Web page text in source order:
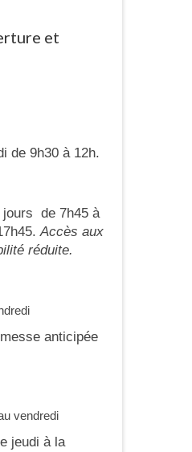
et
de 9h30 à 12h.
de 7h45 à
Accès aux
réduite.
anticipée
vendredi
jeudi à la